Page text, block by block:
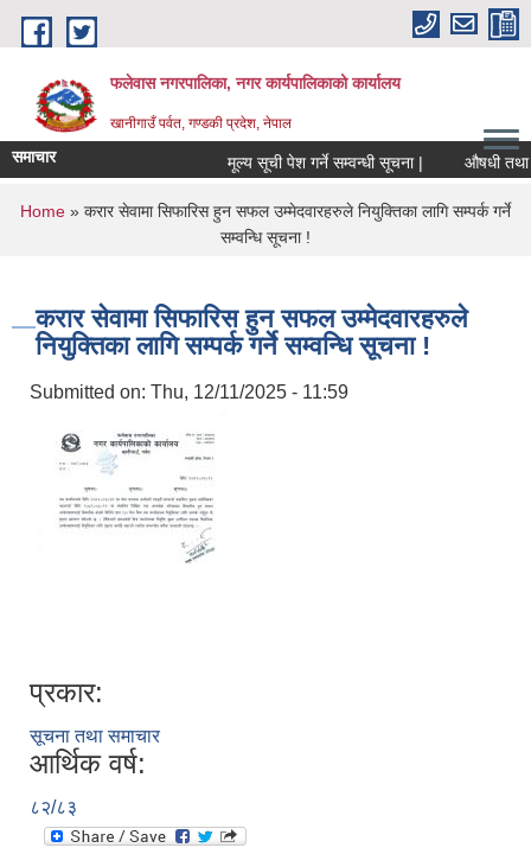
Skip to main content
फलेवास नगरपालिका, नगर कार्यपालिकाको कार्यालय
खानीगाउँ पर्वत, गण्डकी प्रदेश, नेपाल
समाचार मूल्य सूची पेश गर्ने सम्वन्धी सूचना | औषधी तथा
You are here
Home » करार सेवामा सिफारिस हुन सफल उम्मेदवारहरुले नियुक्तिका लागि सम्पर्क गर्ने
सम्वन्धि सूचना !
करार सेवामा सिफारिस हुन सफल उम्मेदवारहरुले
नियुक्तिका लागि सम्पर्क गर्ने सम्वन्धि सूचना !
Submitted on: Thu, 12/11/2025 - 11:59
प्रकार:
सूचना तथा समाचार
आर्थिक वर्ष:
८२/८३